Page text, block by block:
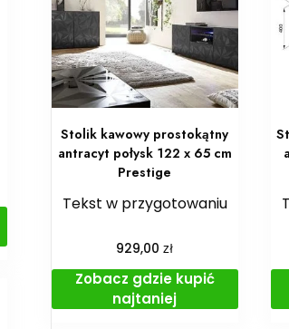
Stolik kawowy prostokątny
antracyt połysk 122 x 65 cm
Prestige
Tekst w przygotowaniu
929,00zł
Zobacz gdzie kupić
najtaniej